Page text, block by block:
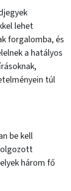
lehet
forgalomba, és
a hatályos
túl
be kell
három fő